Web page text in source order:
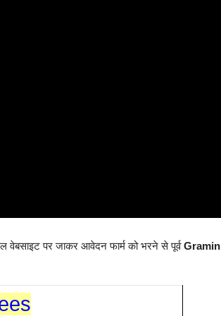
पर जाकर आवेदन फार्म को भरने से पूर्वGramin